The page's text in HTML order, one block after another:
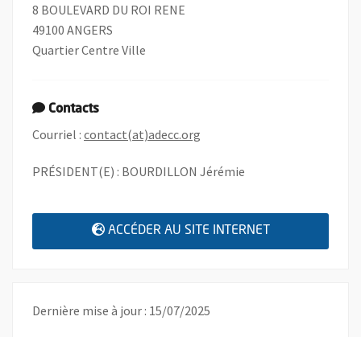
8 BOULEVARD DU ROI RENE
49100 ANGERS
Quartier Centre Ville
Contacts
Courriel : contact(at)adecc.org
PRÉSIDENT(E) : BOURDILLON Jérémie
ACCÉDER AU SITE INTERNET , OUVRE UNE
Dernière mise à jour : 15/07/2025